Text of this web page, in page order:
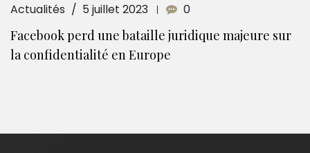
Actualités 5 juillet 2023 0
Facebook perd une bataille juridique majeure sur
la confidentialité en Europe